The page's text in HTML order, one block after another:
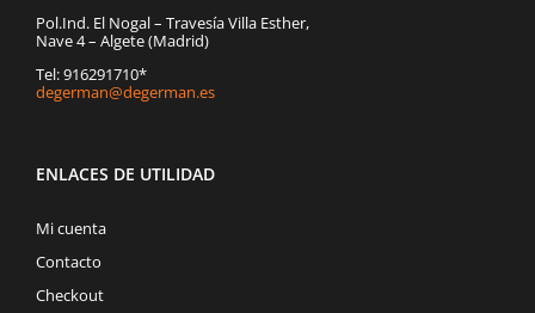
Pol.Ind. El Nogal – Travesía Villa Esther,
Nave 4 – Algete (Madrid)
Tel: 916291710*
degerman@degerman.es
ENLACES DE UTILIDAD
Mi cuenta
Contacto
Checkout